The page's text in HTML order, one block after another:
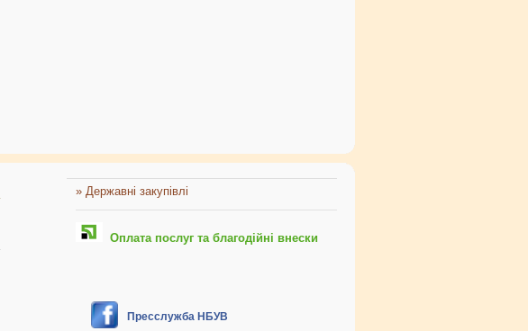
» Державні закупівлі
Оплата послуг та благодійні внески
Пресслужба НБУВ